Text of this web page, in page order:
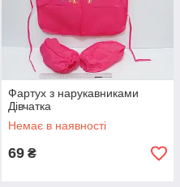
Фартух з нарукавниками
Дівчатка
Немає в наявності
69 ₴